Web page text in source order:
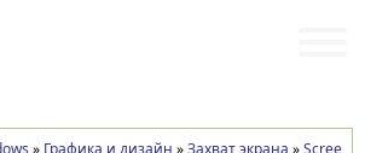
» Графика и дизайн »Захват экрана »Screeny